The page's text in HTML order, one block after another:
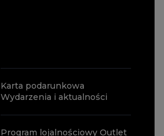
Karta podarunkowa
Wydarzenia i aktualności
Program lojalnościowy Outlet